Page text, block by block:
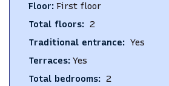
Floor: First floor
Total floors: 2
Traditional entrance: Yes
Terraces: Yes
Total bedrooms: 2